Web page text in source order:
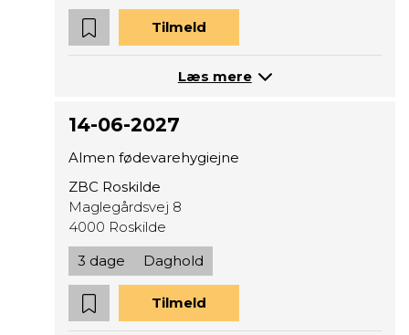
Tilmeld
Læs mere
14-06-2027
Almen fødevarehygiejne
ZBC Roskilde
Maglegårdsvej 8
4000 Roskilde
3 dage
Daghold
Tilmeld